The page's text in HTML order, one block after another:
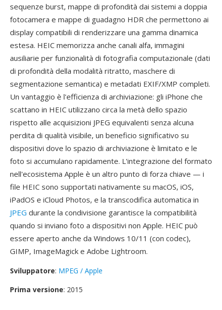
sequenze burst, mappe di profondità dai sistemi a doppia
fotocamera e mappe di guadagno HDR che permettono ai
display compatibili di renderizzare una gamma dinamica
estesa. HEIC memorizza anche canali alfa, immagini
ausiliarie per funzionalità di fotografia computazionale (dati
di profondità della modalità ritratto, maschere di
segmentazione semantica) e metadati EXIF/XMP completi.
Un vantaggio è l'efficienza di archiviazione: gli iPhone che
scattano in HEIC utilizzano circa la metà dello spazio
rispetto alle acquisizioni JPEG equivalenti senza alcuna
perdita di qualità visibile, un beneficio significativo su
dispositivi dove lo spazio di archiviazione è limitato e le
foto si accumulano rapidamente. L'integrazione del formato
nell'ecosistema Apple è un altro punto di forza chiave — i
file HEIC sono supportati nativamente su macOS, iOS,
iPadOS e iCloud Photos, e la transcodifica automatica in
JPEG durante la condivisione garantisce la compatibilità
quando si inviano foto a dispositivi non Apple. HEIC può
essere aperto anche da Windows 10/11 (con codec),
GIMP, ImageMagick e Adobe Lightroom.
Sviluppatore: MPEG / Apple
Prima versione: 2015